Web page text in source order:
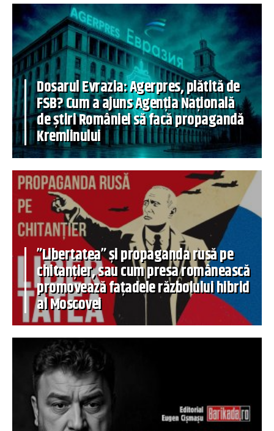
Dosarul Evrazia: Agerpres, plătită de
FSB? Cum a ajuns Agenția Națională
de știri României să facă propagandă
Kremlinului
”Libertatea” și propaganda rusă pe
chitanțier, sau cum presa românească
promovează fațadele războiului hibrid
al Moscovei